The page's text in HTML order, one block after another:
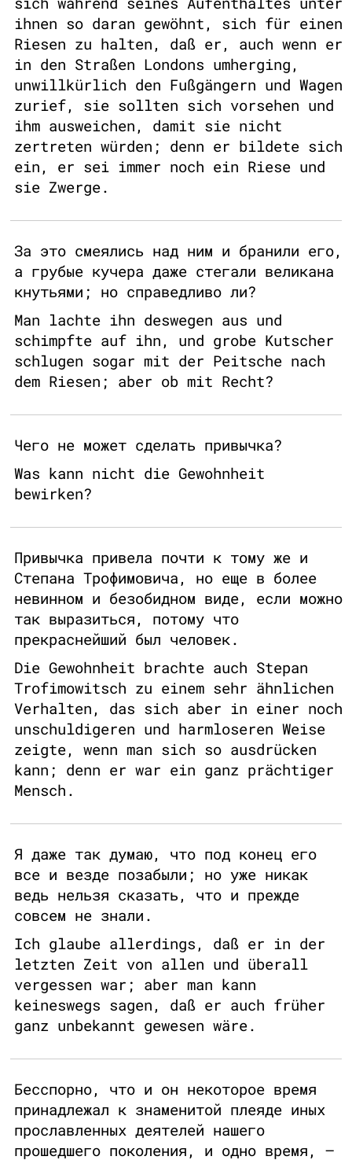
ihnen so daran gewöhnt, sich für einen
Riesen zu halten, daß er, auch wenn er
in den Straßen Londons umherging,
unwillkürlich den Fußgängern und Wagen
zurief, sie sollten sich vorsehen und
ihm ausweichen, damit sie nicht
zertreten würden; denn er bildete sich
ein, er sei immer noch ein Riese und
sie Zwerge.
За это смеялись над ним и бранили его,
а грубые кучера даже стегали великана
кнутьями; но справедливо ли?
Man lachte ihn deswegen aus und
schimpfte auf ihn, und grobe Kutscher
schlugen sogar mit der Peitsche nach
dem Riesen; aber ob mit Recht?
Чего не может сделать привычка?
Was kann nicht die Gewohnheit
bewirken?
Привычка привела почти к тому же и
Степана Трофимовича, но еще в более
невинном и безобидном виде, если можно
так выразиться, потому что
прекраснейший был человек.
Die Gewohnheit brachte auch Stepan
Trofimowitsch zu einem sehr ähnlichen
Verhalten, das sich aber in einer noch
unschuldigeren und harmloseren Weise
zeigte, wenn man sich so ausdrücken
kann; denn er war ein ganz prächtiger
Mensch.
Я даже так думаю, что под конец его
все и везде позабыли; но уже никак
ведь нельзя сказать, что и прежде
совсем не знали.
Ich glaube allerdings, daß er in der
letzten Zeit von allen und überall
vergessen war; aber man kann
keineswegs sagen, daß er auch früher
ganz unbekannt gewesen wäre.
Бесспорно, что и он некоторое время
принадлежал к знаменитой плеяде иных
прославленных деятелей нашего
прошедшего поколения, и одно время, –